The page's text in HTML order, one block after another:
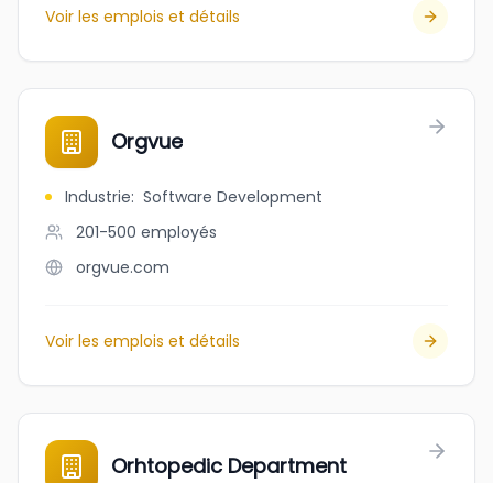
Voir les emplois et détails
Orgvue
Industrie: Software Development
201-500 employés
orgvue.com
Voir les emplois et détails
Orhtopedic Department